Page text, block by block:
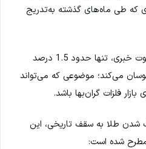
که طی ماه‌های گذشته به‌تدریج
نیز در سکوت خبری، تنها حدود 1.5 درصد
می‌کند؛ موضوعی که می‌تواند
فلزات گران‌بها باشد.
شدن طلا به سقف تاریخی، این
مطرح شده است: